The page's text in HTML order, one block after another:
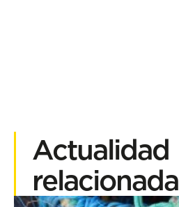
Actualidad
relacionada